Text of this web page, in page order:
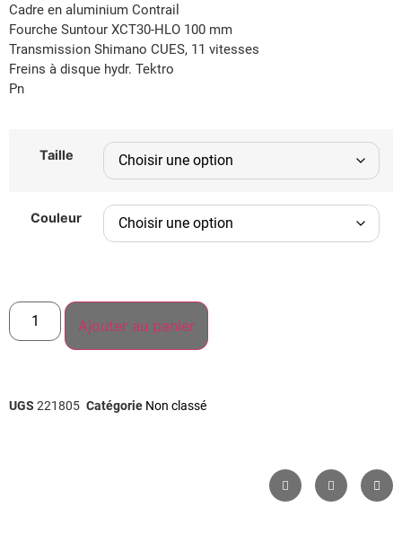
Cadre en aluminium Contrail
Fourche Suntour XCT30-HLO 100 mm
Transmission Shimano CUES, 11 vitesses
Freins à disque hydr. Tektro
Pn
Taille
Couleur
Ajouter au panier
UGS 221805 Catégorie Non classé